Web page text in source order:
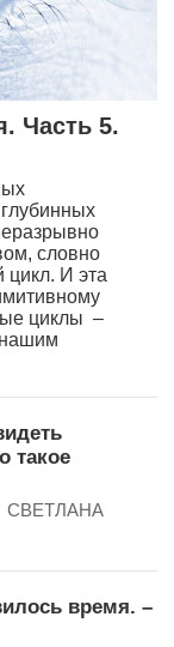
Часть 5.
словно
цикл. И эта
циклы –
такое
СВЕТЛАНА
время. –